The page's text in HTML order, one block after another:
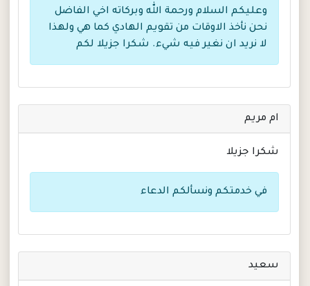
وعليكم السلام ورحمة الله وبركاته اخي الفاضل
نحن نأخذ الاوقات من تقويم الهادي كما هي ولهذا
لا نريد ان نغير فيه شيء. شكرا جزيلا لكم
ام مريم
شكرا جزيلا
في خدمتكم ونسألكم الدعاء
سعيد